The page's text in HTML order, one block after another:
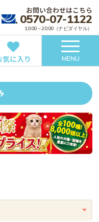
お問い合わせはこちら
0570-07-1122
10:00～20:00（ナビダイヤル）
気に入り MENU